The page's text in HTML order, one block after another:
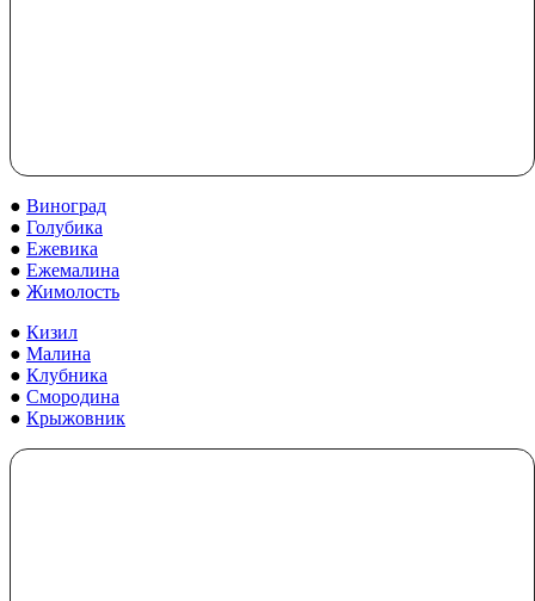
● Виноград
● Голубика
● Ежевика
● Ежемалина
● Жимолость
● Кизил
● Малина
● Клубника
● Смородина
● Крыжовник